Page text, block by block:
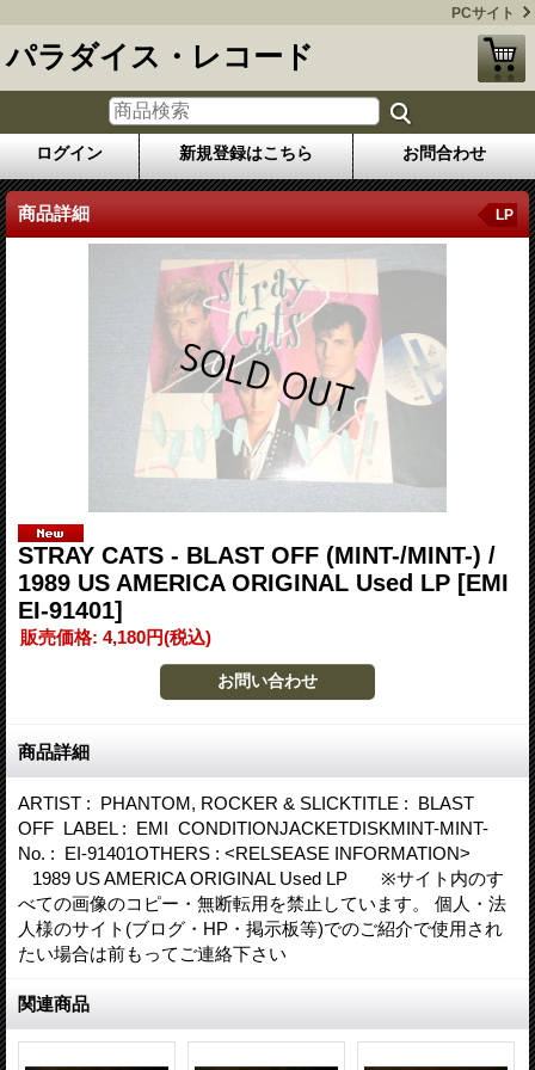
PCサイト
パラダイス・レコード
ログイン 新規登録はこちら お問合わせ
商品詳細 LP
STRAY CATS - BLAST OFF (MINT-/MINT-) /
1989 US AMERICA ORIGINAL Used LP [EMI
EI-91401]
販売価格: 4,180円(税込)
商品詳細
ARTIST : PHANTOM, ROCKER & SLICKTITLE : BLAST
OFF LABEL : EMI CONDITIONJACKETDISKMINT-MINT-
No. : EI-91401OTHERS : <RELSEASE INFORMATION>
1989 US AMERICA ORIGINAL Used LP ※サイト内のす
べての画像のコピー・無断転用を禁止しています。 個人・法
人様のサイト(ブログ・HP・掲示板等)でのご紹介で使用され
たい場合は前もってご連絡下さい
関連商品